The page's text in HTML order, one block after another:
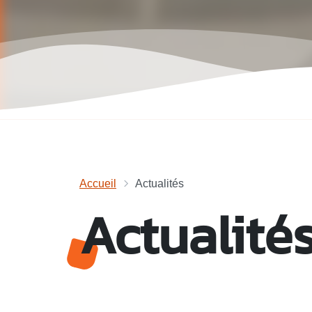
Accueil Actualités